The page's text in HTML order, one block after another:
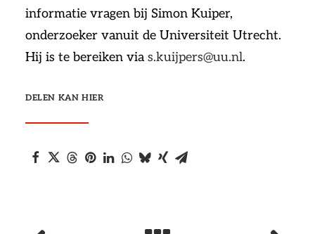
informatie vragen bij Simon Kuiper,
onderzoeker vanuit de Universiteit Utrecht.
Hij is te bereiken vias.kuijpers@uu.nl.
DELEN KAN HIER